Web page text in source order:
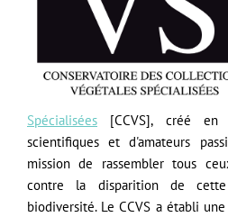
Spécialisées [CCVS], créé
scientifiques et d'amateurs
mission de rassembler tous
contre la disparition de
biodiversité. Le CCVS a établi